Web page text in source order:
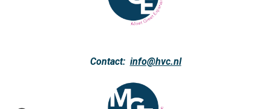
Contact: info@hvc.nl